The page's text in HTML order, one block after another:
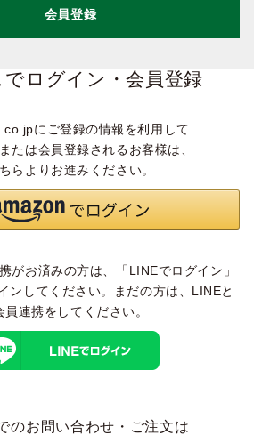
会員登録
ログイン・会員登録
にご登録の情報を利用して
たは会員登録されるお客様は、
らよりお進みください。
がお済みの方は、「LINEでログイン」
ンしてください。まだの方は、 LINEと
員連携をしてください。
のお問い合わせ・ご注文は